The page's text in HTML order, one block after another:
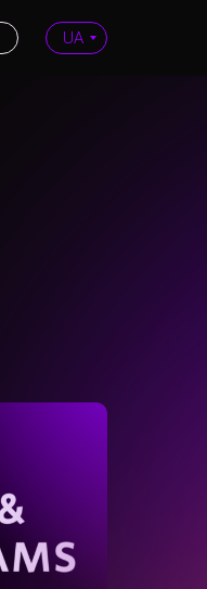
UA